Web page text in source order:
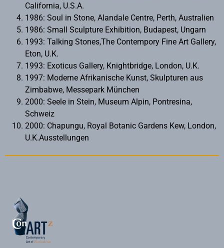
California, U.S.A.
1986: Soul in Stone, Alandale Centre, Perth, Australien
1986: Small Sculpture Exhibition, Budapest, Ungarn
1993: Talking Stones,The Contempory Fine Art Gallery,
Eton, U.K.
1993: Exoticus Gallery, Knightbridge, London, U.K.
1997: Moderne Afrikanische Kunst, Skulpturen aus
Zimbabwe, Messepark München
2000: Seele in Stein, Museum Alpin, Pontresina,
Schweiz
2000: Chapungu, Royal Botanic Gardens Kew, London,
U.K.Ausstellungen